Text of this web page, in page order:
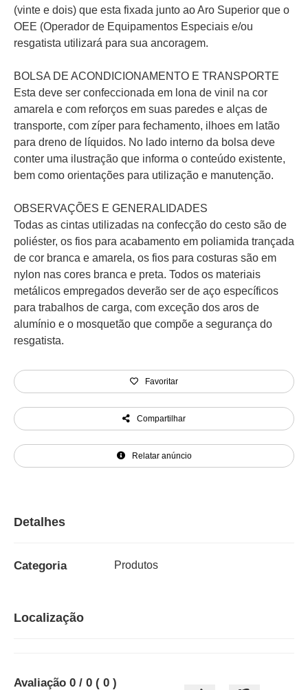
(vinte e dois) que esta fixada junto ao Aro Superior que o
OEE (Operador de Equipamentos Especiais e/ou
resgatista utilizará para sua ancoragem.
BOLSA DE ACONDICIONAMENTO E TRANSPORTE
Esta deve ser confeccionada em lona de vinil na cor
amarela e com reforços em suas paredes e alças de
transporte, com zíper para fechamento, ilhoes em latão
para dreno de líquidos. No lado interno da bolsa deve
conter uma ilustração que informa o conteúdo existente,
bem como orientações para utilização e manutenção.
OBSERVAÇÕES E GENERALIDADES
Todas as cintas utilizadas na confecção do cesto são de
poliéster, os fios para acabamento em poliamida trançada
de cor branca e amarela, os fios para costuras são em
nylon nas cores branca e preta. Todos os materiais
metálicos empregados deverão ser de aço específicos
para trabalhos de carga, com exceção dos aros de
alumínio e o mosquetão que compõe a segurança do
resgatista.
Favoritar
Compartilhar
Relatar anúncio
Detalhes
Categoria Produtos
Localização
Avaliação 0 / 0 ( 0 )